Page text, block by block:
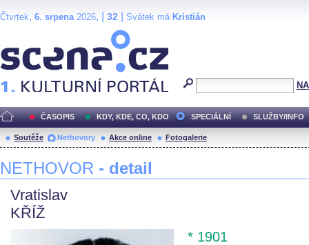
Čtvrtek, 6. srpena2026, | 32 Svátek má Kristián
ČASOPIS KDY, KDE, CO, KDO SPECIÁLNÍ SLUŽBY/INFO
Soutěže Nethovory Akce online Fotogalerie
NETHOVOR - detail
Vratislav
KŘÍŽ
* 1901